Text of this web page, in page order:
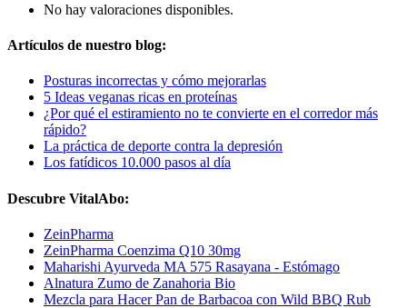
No hay valoraciones disponibles.
Artículos de nuestro blog:
Posturas incorrectas y cómo mejorarlas
5 Ideas veganas ricas en proteínas
¿Por qué el estiramiento no te convierte en el corredor más
rápido?
La práctica de deporte contra la depresión
Los fatídicos 10.000 pasos al día
Descubre VitalAbo:
ZeinPharma
ZeinPharma Coenzima Q10 30mg
Maharishi Ayurveda MA 575 Rasayana - Estómago
Alnatura Zumo de Zanahoria Bio
Mezcla para Hacer Pan de Barbacoa con Wild BBQ Rub